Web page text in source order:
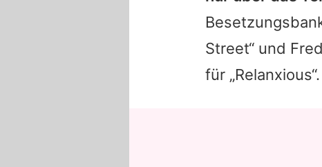
Street“ und
für „Relanxious“.